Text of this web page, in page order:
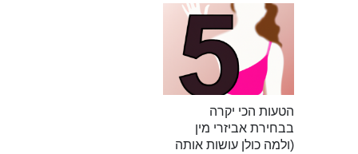
הטעות הכי יקרה
בבחירת אביזרי מין
(ולמה כולן עושות אותה